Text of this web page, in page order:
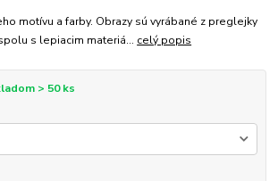
motívu a farby. Obrazy sú vyrábané z preglejky
s lepiacim materiá... celý popis
> 50 ks